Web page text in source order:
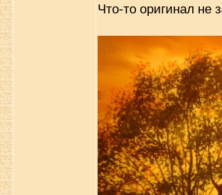
Что-то оригинал не